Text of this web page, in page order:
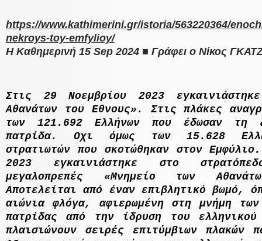
https://www.kathimerini.gr/istoria/563220364/
nekroys-toy-emfylioy/
Η Καθημερινή 15 Sep2024 ■ Γράφει ο Νίκος
Στις 29 Νοεµβρίου 2023
Αθανάτων του Eθνους». Στις πλάκες
των 121.692 Ελλήνων που έδωσαν τη
πατρίδα. Οχι όµως των 15.628
στρατιωτών που σκοτώθηκαν στον
2023 εγκαινιάστηκε στο
µεγαλοπρεπές «Μνηµείο των
Αποτελείται από έναν επιβλητικό βωµό,
αιώνια φλόγα, αφιερωµένη στη µνήµη
πατρίδας από την ίδρυση του
πλαισιώνουν σειρές επιτύµβιων πλακών